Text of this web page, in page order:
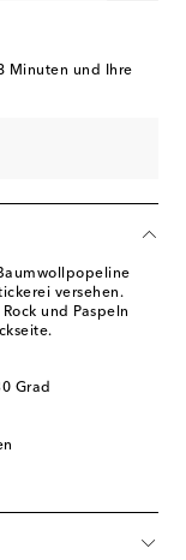
Minuten und Ihre
versehen.
und Paspeln
Grad